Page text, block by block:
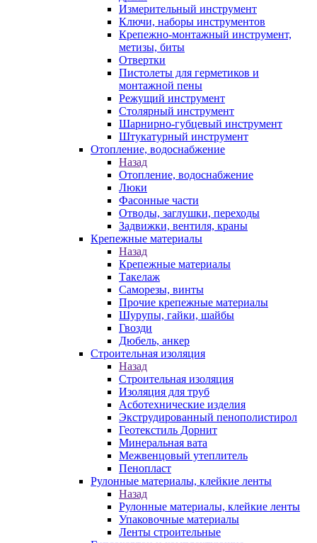
Измерительный инструмент
Ключи, наборы инструментов
Крепежно-монтажный инструмент,
метизы, биты
Отвертки
Пистолеты для герметиков и
монтажной пены
Режущий инструмент
Столярный инструмент
Шарнирно-губцевый инструмент
Штукатурный инструмент
Отопление, водоснабжение
Назад
Отопление, водоснабжение
Люки
Фасонные части
Отводы, заглушки, переходы
Задвижки, вентиля, краны
Крепежные материалы
Назад
Крепежные материалы
Такелаж
Саморезы, винты
Прочие крепежные материалы
Шурупы, гайки, шайбы
Гвозди
Дюбель, анкер
Строительная изоляция
Назад
Строительная изоляция
Изоляция для труб
Асботехнические изделия
Экструдированный пенополистирол
Геотекстиль Дорнит
Минеральная вата
Межвенцовый утеплитель
Пенопласт
Рулонные материалы, клейкие ленты
Назад
Рулонные материалы, клейкие ленты
Упаковочные материалы
Ленты строительные